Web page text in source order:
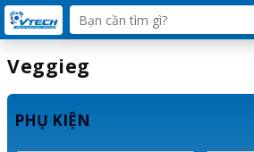
Veggieg
PHỤ KIỆN